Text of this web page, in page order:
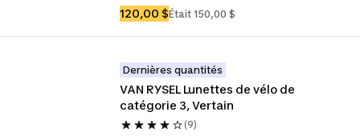
120,00 $Était 150,00 $
Dernières quantités
VAN RYSEL Lunettes de vélo de
catégorie 3, Vertain
(9)